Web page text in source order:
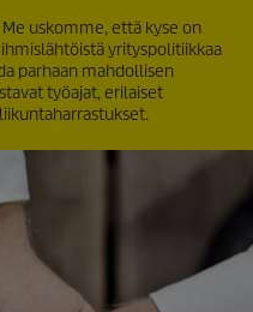
uskomme, että kyse on
yrityspolitiikkaa
parhaan mahdollisen
työajat, erilaiset